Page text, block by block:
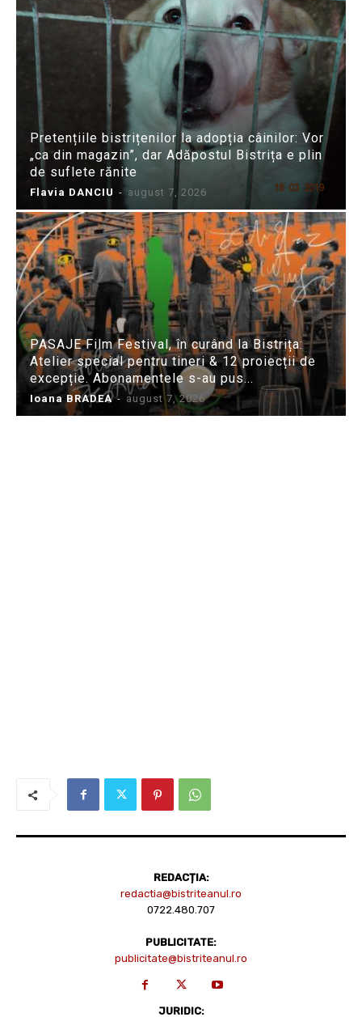
Pretențiile bistrițenilor la adopția câinilor: Vor
„ca din magazin”, dar Adăpostul Bistrița e plin
de suflete rănite
Flavia DANCIU - august 7, 2026
PASAJE Film Festival, în curând la Bistrița:
Atelier special pentru tineri & 12 proiecții de
excepție. Abonamentele s-au pus...
Ioana BRADEA - august 7, 2026
REDACȚIA:
redactia@bistriteanul.ro
0722.480.707
PUBLICITATE:
publicitate@bistriteanul.ro
JURIDIC: